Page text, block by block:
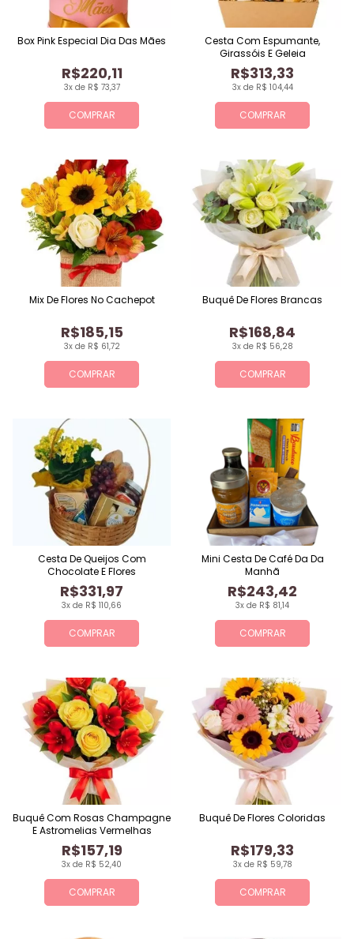
COMPRAR
3x de R$ 73,37
R$220,11
Box Pink Especial Dia Das Mães
COMPRAR
3x de R$ 104,44
R$313,33
Cesta Com Espumante,
Girassóis E Geleia
COMPRAR
3x de R$ 61,72
R$185,15
Mix De Flores No Cachepot
COMPRAR
3x de R$ 56,28
R$168,84
Buquê De Flores Brancas
COMPRAR
3x de R$ 110,66
R$331,97
Cesta De Queijos Com
Chocolate E Flores
COMPRAR
3x de R$ 81,14
R$243,42
Mini Cesta De Café Da Da
Manhã
COMPRAR
3x de R$ 52,40
R$157,19
Buquê Com Rosas Champagne
E Astromelias Vermelhas
COMPRAR
3x de R$ 59,78
R$179,33
Buquê De Flores Coloridas